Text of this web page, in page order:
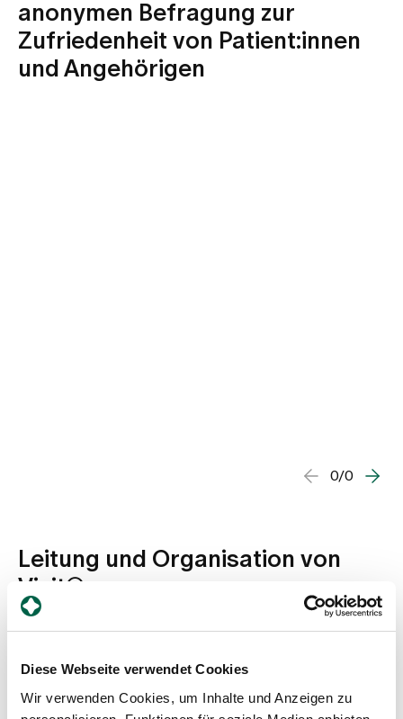
Diese Webseite verwendet Cookies
Wir verwenden Cookies, um Inhalte und Anzeigen zu
anonymen Befragung zur
Zufriedenheit von Patient:innen
und Angehörigen
0/0
Leitung und Organisation von
Visit®